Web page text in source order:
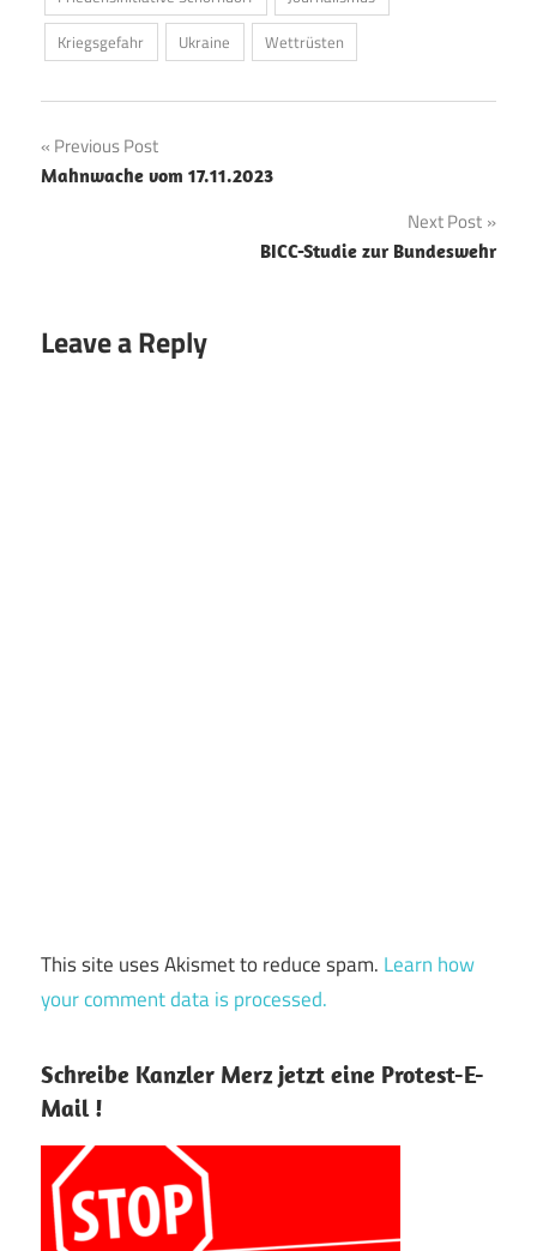
Kriegsgefahr
Ukraine Wettrüsten
Beitrags-
Navigation
Previous Post
Mahnwache vom 17.11.2023
Next Post
BICC-Studie zur Bundeswehr
Leave a Reply
This site uses Akismet to reduce spam. Learn how
your comment data is processed.
Schreibe Kanzler Merz jetzt eine Protest-E-
Mail !